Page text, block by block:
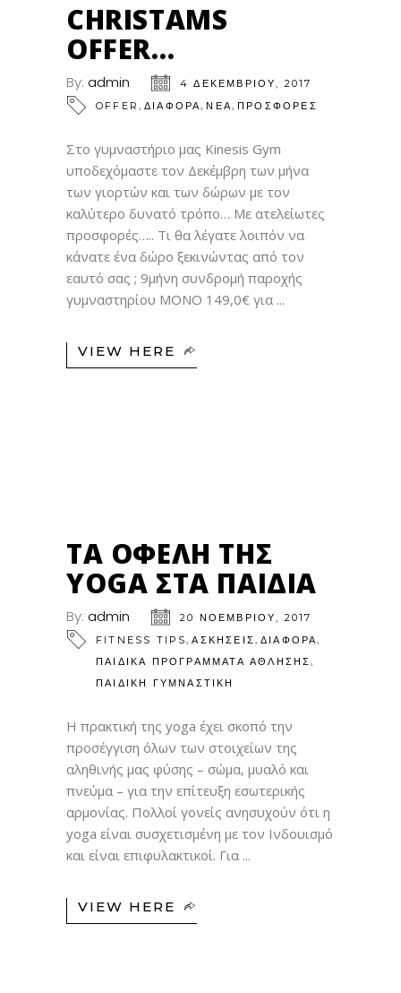
CHRISTAMS
OFFER…
By: admin
4 ΔΕΚΕΜΒΡΊΟΥ, 2017
OFFER , ΔΙΑΦΟΡΑ,ΝΕΑ,ΠΡΟΣΦΟΡΕΣ
Στο γυμναστήριο μας Kinesis Gym
υποδεχόμαστε τον Δεκέμβρη των μήνα
των γιορτών και των δώρων με τον
καλύτερο δυνατό τρόπο… Με ατελείωτες
προσφορές….. Τι θα λέγατε λοιπόν να
κάνατε ένα δώρο ξεκινώντας από τον
εαυτό σας ; 9μήνη συνδρομή παροχής
γυμναστηρίου ΜΟΝΟ 149,0€ για
VIEW HERE
ΤΑ ΟΦΈΛΗ ΤΗΣ
YOGA ΣΤΑ ΠΑΙΔΙΆ
By: admin
20 ΝΟΕΜΒΡΊΟΥ, 2017
FITNESS TIPS,ΑΣΚΗΣΕΙΣ,ΔΙΑΦΟΡΑ,
ΠΑΙΔΙΚΆ ΠΡΟΓΡΆΜΜΑΤΑ ΆΘΛΗΣΗΣ,
ΠΑΙΔΙΚΉ ΓΥΜΝΑΣΤΙΚΉ
Η πρακτική της yoga έχει σκοπό την
προσέγγιση όλων των στοιχείων της
αληθινής μας φύσης – σώμα, μυαλό και
πνεύμα – για την επίτευξη εσωτερικής
αρμονίας. Πολλοί γονείς ανησυχούν ότι η
yoga είναι συσχετισμένη με τον Ινδουισμό
και είναι επιφυλακτικοί. Για
VIEW HERE